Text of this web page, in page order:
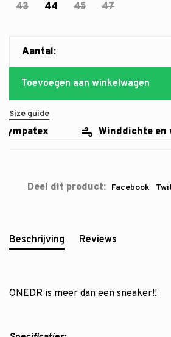
43
44 45 47
Aantal:
Toevoegen aan winkelwagen
Size guide
Winddichte en
Deel dit product: Facebook
Beschrijving Reviews
ONEDR is meer dan een sneaker!!